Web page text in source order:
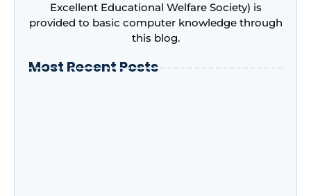
Excellent Educational Welfare Society) is
provided to basic computer knowledge through
this blog.
Most Recent Posts